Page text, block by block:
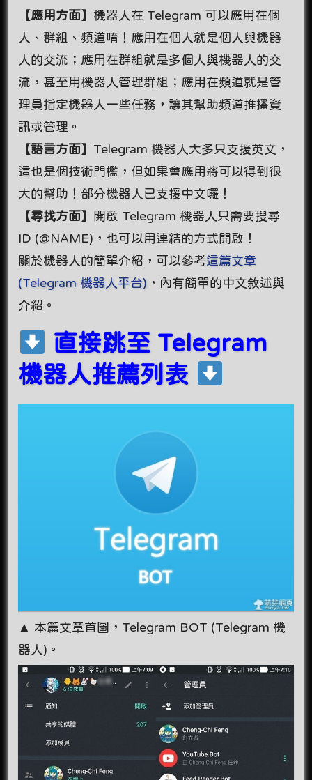
【應用方面】 機器人在 Telegram 可以應用在個
人、群組、頻道唷！應用在個人就是個人與機器
人的交流；應用在群組就是多個人與機器人的交
流，甚至用機器人管理群組；應用在頻道就是管
理員指定機器人一些任務，讓其幫助頻道推播資
訊或管理。
【語言方面】 Telegram 機器人大多只支援英文，
這也是個技術門檻，但如果會應用將可以得到很
大的幫助！部分機器人已支援中文囉！
【尋找方面】
開啟 Telegram 機器人只需要搜尋
ID (@NAME)，也可以用連結的方式開啟！
關於機器人的簡單介紹，可以參考這篇文章
(Telegram 機器人平台) ，內有簡單的中文敘述與
介紹。
直接跳至 Telegram
機器人推薦列表
▲ 本篇文章首圖，Telegram BOT (Telegram 機
器人)。